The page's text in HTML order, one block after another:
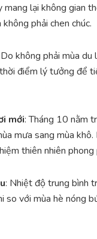
mang lại không gian
phải chen chúc.
không phải mùa du
điểm lý tưởng để
mới: Tháng 10 nằm
mưa sang mùa
thiên nhiên phong
: Nhiệt độ trung bình
so với mùa hè nóng